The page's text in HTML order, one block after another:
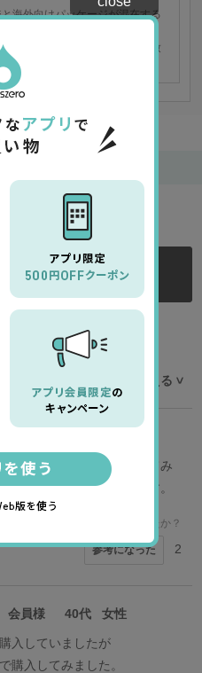
海外向けパッケージが混在する
ご注文くださいますようお願い致
レビュー
ンする
をご記入ください
レビューを並べ替える >
ありましたが、実際使ってみ
ので何度もリピしています。
このレビューは参考になりましたか？
参考になった 2
会員様 40代 女性
入していましたが
購入してみました。